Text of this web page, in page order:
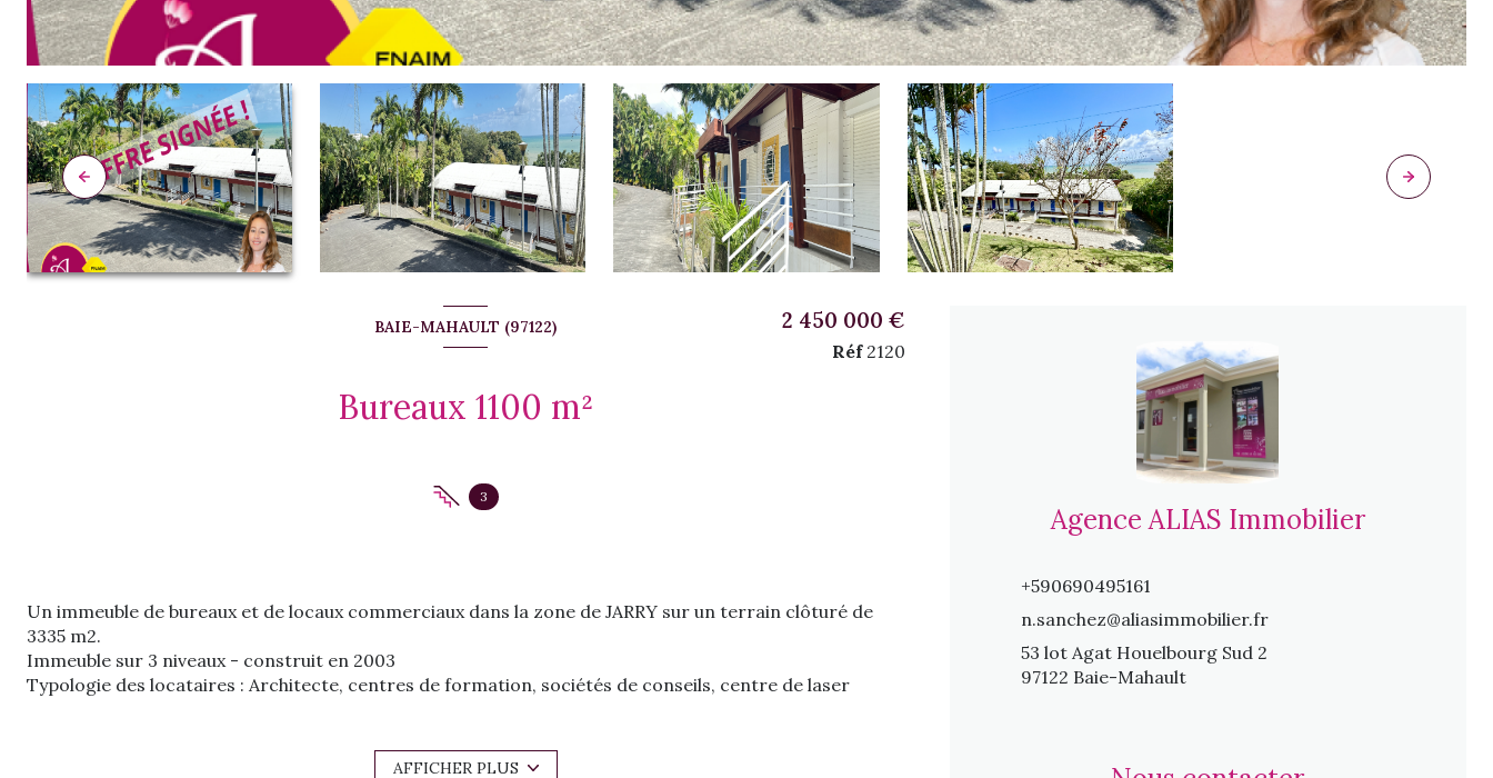
BAIE-MAHAULT (97122)
Bureaux 1100 m²
3
2 450 000 €
Réf 2120
Un immeuble de bureaux et de locaux commerciaux dans la zone de JARRY sur un terrain clôturé de
3335 m2.
Immeuble sur 3 niveaux - construit en 2003
Typologie des locataires : Architecte, centres de formation, sociétés de conseils, centre de laser
AFFICHER PLUS
Agence ALIAS Immobilier
+590690495161
n.sanchez@aliasimmobilier.fr
53 lot Agat Houelbourg Sud 2
97122 Baie-Mahault